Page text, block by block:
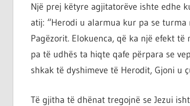
Një prej këtyre agjitatorëve ishte edhe
atij: “Herodi u alarmua kur pa se
Pagëzorit. Elokuenca, që ka një efekt
pa të udhës ta hiqte qafe përpara se
shkak të dyshimeve të Herodit, Gjoni u
Të gjitha të dhënat tregojnë se Jezui